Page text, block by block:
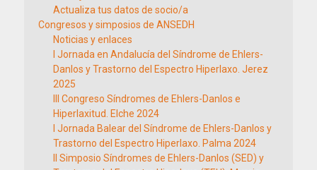
Actualiza tus datos de socio/a
Congresos y simposios de ANSEDH
Noticias y enlaces
I Jornada en Andalucía del Síndrome de Ehlers-
Danlos y Trastorno del Espectro Hiperlaxo. Jerez
2025
III Congreso Síndromes de Ehlers-Danlos e
Hiperlaxitud. Elche 2024
I Jornada Balear del Síndrome de Ehlers-Danlos y
Trastorno del Espectro Hiperlaxo. Palma 2024
II Simposio Síndromes de Ehlers-Danlos (SED) y